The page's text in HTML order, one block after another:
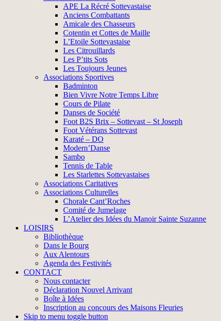
APE La Récré Sottevastaise
Anciens Combattants
Amicale des Chasseurs
Cotentin et Cottes de Maille
L’Etoile Sottevastaise
Les Citrouillards
Les P’tits Sots
Les Toujours Jeunes
Associations Sportives
Badminton
Bien Vivre Notre Temps Libre
Cours de Pilate
Danses de Société
Foot B2S Brix – Sottevast – St Joseph
Foot Vétérans Sottevast
Karaté – DO
Modern’Danse
Sambo
Tennis de Table
Les Starlettes Sottevastaises
Associations Caritatives
Associations Culturelles
Chorale Cant’Roches
Comité de Jumelage
L’Atelier des Idées du Manoir Sainte Suzanne
LOISIRS
Bibliothèque
Dans le Bourg
Aux Alentours
Agenda des Festivités
CONTACT
Nous contacter
Déclaration Nouvel Arrivant
Boîte à Idées
Inscription au concours des Maisons Fleuries
Skip to menu toggle button